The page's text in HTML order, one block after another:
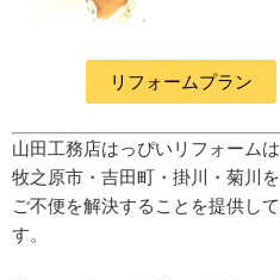
リフォームプラン
山田工務店はっぴいリフォーム
牧之原市・吉田町 ・掛川・菊川
ご不便を解決することを提供し
す。